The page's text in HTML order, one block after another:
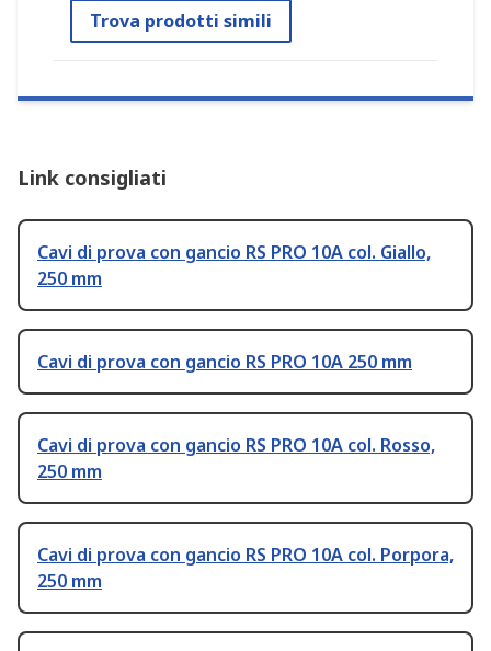
Trova prodotti simili
Link consigliati
Cavi di prova con gancio RS PRO 10A col. Giallo,
250 mm
Cavi di prova con gancio RS PRO 10A 250 mm
Cavi di prova con gancio RS PRO 10A col. Rosso,
250 mm
Cavi di prova con gancio RS PRO 10A col. Porpora,
250 mm